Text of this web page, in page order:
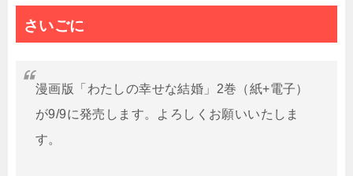
さいごに
漫画版「わたしの幸せな結婚」2巻（紙+電子）
が9/9に発売します。よろしくお願いいたしま
す。